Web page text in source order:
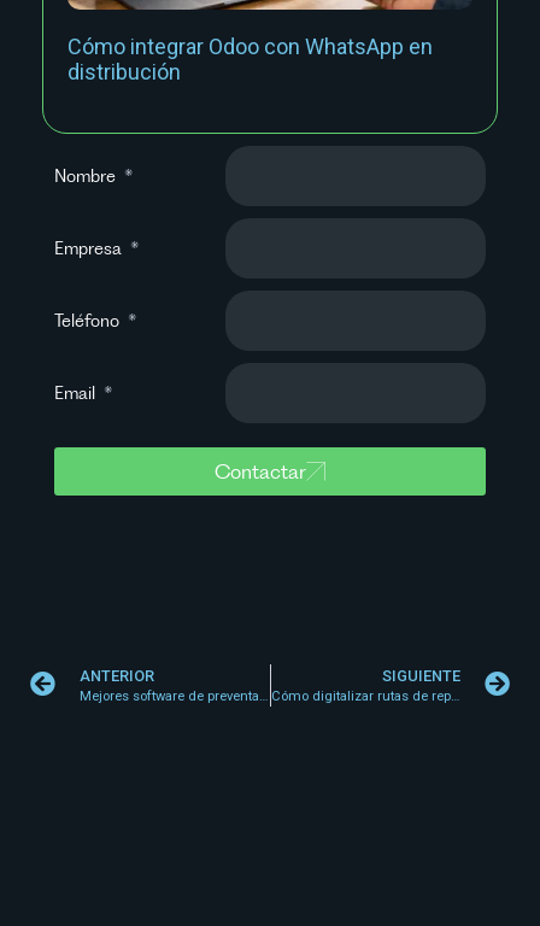
Cómo integrar Odoo con WhatsApp en
distribución
Nombre
Empresa
Teléfono
Email
Contactar
ANTERIOR
Mejores software de preventa para distribución
SIGUIENTE
Cómo digitalizar rutas de reparto sin fricción